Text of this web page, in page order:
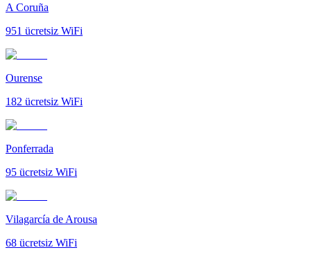
A Coruña
951 ücretsiz WiFi
Ourense
182 ücretsiz WiFi
Ponferrada
95 ücretsiz WiFi
Vilagarcía de Arousa
68 ücretsiz WiFi